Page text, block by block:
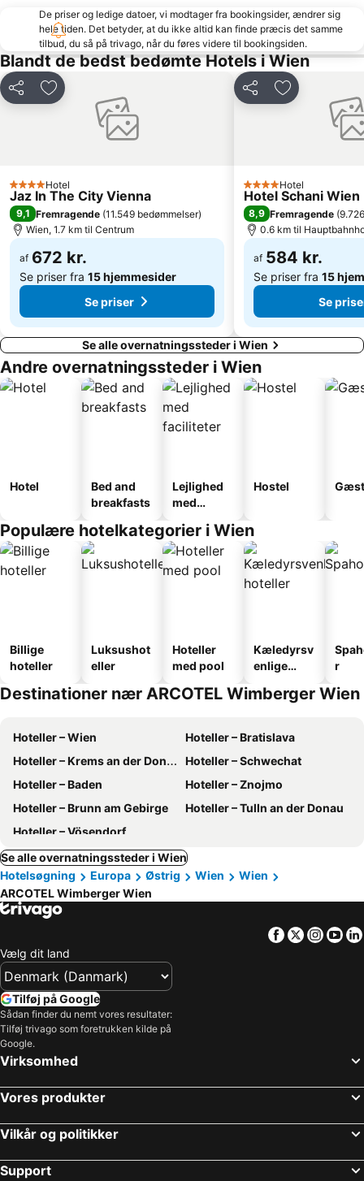
Alsergrund
City Airport Train
Amtshaus für den 13ten und 14ten Bezirk
Alte Post
Naturhistorisk museum Wien
Wien-Meidling togstation
Wiener Prater
Favoriten
Bahnhof Wien Hütteldorf
Bahnhof Mödling
Karlsplatz Parkanlagen
Reed messe og kongresscenter
Graben
Belvedere Palace
U-Bahnlinie U1
Simmering
Red Bus City Tours - Tour 1
De priser og ledige datoer, vi modtager fra bookingsider, ændrer sig
hele tiden. Det betyder, at du ikke altid kan finde præcis det samme
tilbud, du så på trivago, når du føres videre til bookingsiden.
Blandt de bedst bedømte Hotels i Wien
Del Føj til favoritter
4 Stjerner
Hotel
Jaz In The City Vienna
9,1 Fremragende (11.549 bedømmelser)
Wien, 1.7 km til Centrum
af 672 kr.
Se priser fra 15 hjemmesider
Se priser
Del Føj til
4 Stjerner
Hotel
Hotel Schani
8,9 Fremragende (
0.6 km til
af 584 kr.
Se priser fra 15
Se
Se alle overnatningssteder i Wien
Andre overnatningssteder i Wien
Hotel
Bed and
breakfasts
Lejlighed
med
Hostel
Populære hotelkategorier i Wien
Billige
hoteller
Luksushot
eller
Hoteller
med pool
Kæledyrsv
enlige
r
Destinationer nær ARCOTEL Wimberger Wien
Hoteller – Wien
Hoteller – Bratislava
Hoteller – Krems an der Donau
Hoteller – Schwechat
Hoteller – Baden
Hoteller – Znojmo
Hoteller – Brunn am Gebirge
Hoteller – Tulln an der Donau
Hoteller – Vösendorf
Se alle overnatningssteder i Wien
Hotelsøgning
Europa Østrig Wien
Wien
ARCOTEL Wimberger Wien
Facebook
Twitter
Vælg dit land
Tilføj på Google
Sådan finder du nemt vores resultater:
Tilføj trivago som foretrukken kilde på
Google.
Virksomhed
Vores produkter
Vilkår og politikker
Support